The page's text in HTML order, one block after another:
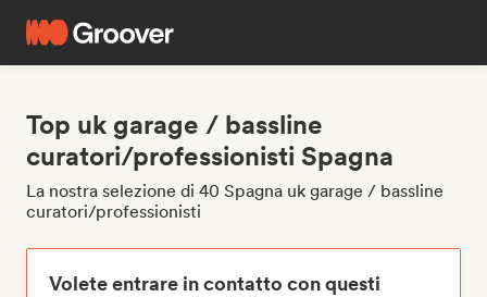
Top uk garage / bassline
curatori/professionisti Spagna
La nostra selezione di 40 Spagna uk garage / bassline
curatori/professionisti
Volete entrare in contatto con questi